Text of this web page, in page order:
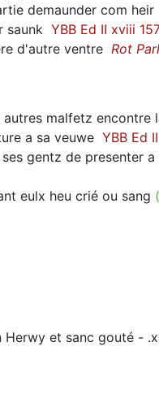
demaunder com heir
saunk YBB Ed II xviii
d'autre ventre Rot Parl
malfetz encontre
a sa veuwe YBB Ed
gentz de presenter
eulx heu crié ou sang (
et sanc gouté -